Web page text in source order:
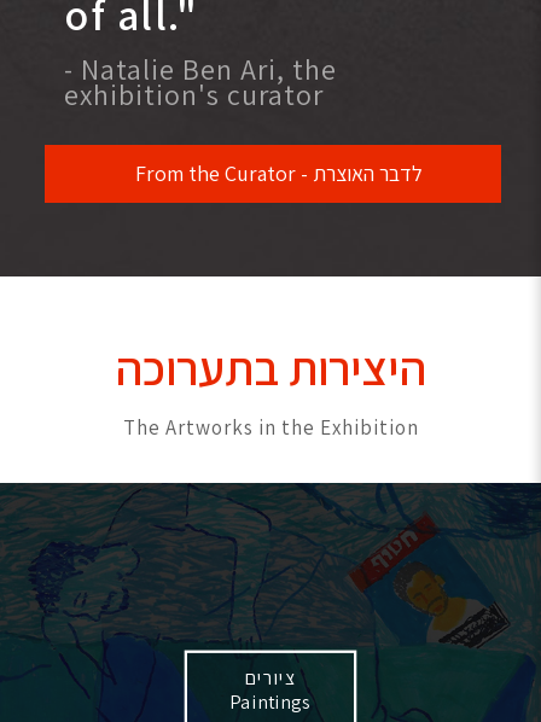
of all."
- Natalie Ben Ari, the
exhibition's curator
לדבר האוצרת - From the Curator
היצירות בתערוכה
The Artworks in the Exhibition
ציורים
Paintings